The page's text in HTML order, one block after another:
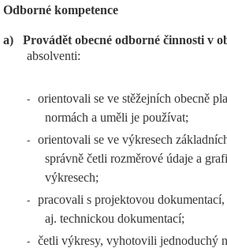
Odborné kompetence
a) Provádět obecné odborné činnosti v
absolventi:
-
orientovali se ve stěžejních obecně
normách a uměli je používat;
-
orientovali se ve výkresech
správně četli rozměrové údaje a
výkresech;
-
pracovali s projektovou
aj. technickou dokumentací;
-
četli výkresy, vyhotovili jednoduchý